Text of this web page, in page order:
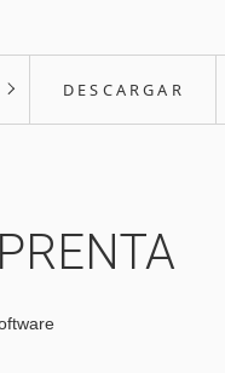
DESCARGAR